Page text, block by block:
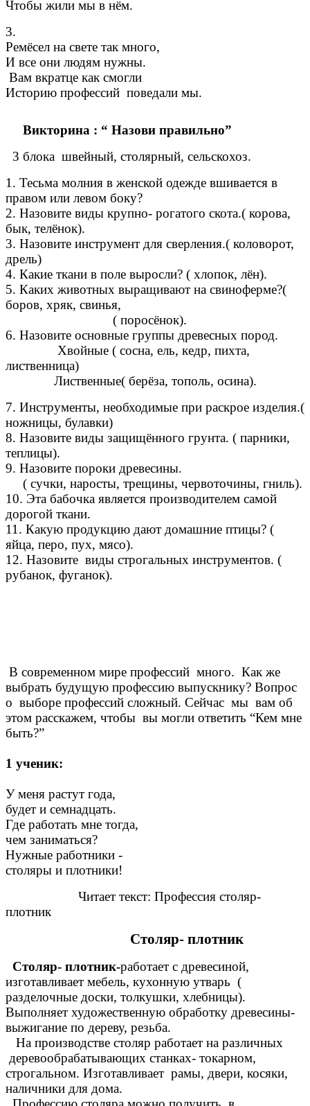
Чтобы жили мы в нём.
3.
Ремёсел на свете так много,
И все они людям нужны.
Вам вкратце как смогли
Историю профессий поведали мы.
Викторина : “ Назови правильно”
3 блока швейный, столярный, сельскохоз.
1. Тесьма молния в женской одежде вшивается в
правом или левом боку?
2. Назовите виды крупно- рогатого скота.( корова,
бык, телёнок).
3. Назовите инструмент для сверления.( коловорот,
дрель)
4. Какие ткани в поле выросли? ( хлопок, лён).
5. Каких животных выращивают на свиноферме?(
боров, хряк, свинья,
( поросёнок).
6. Назовите основные группы древесных пород.
Хвойные ( сосна, ель, кедр, пихта,
лиственница)
Лиственные( берёза, тополь, осина).
7. Инструменты, необходимые при раскрое изделия.(
ножницы, булавки)
8. Назовите виды защищённого грунта. ( парники,
теплицы).
9. Назовите пороки древесины.
( сучки, наросты, трещины, червоточины, гниль).
10. Эта бабочка является производителем самой
дорогой ткани.
11. Какую продукцию дают домашние птицы? (
яйца, перо, пух, мясо).
12. Назовите виды строгальных инструментов. (
рубанок, фуганок).
В современном мире профессий много. Как же
выбрать будущую профессию выпускнику? Вопрос
о выборе профессий сложный. Сейчас мы вам об
этом расскажем, чтобы вы могли ответить “Кем мне
быть?”
1 ученик:
У меня растут года,
будет и семнадцать.
Где работать мне тогда,
чем заниматься?
Нужные работники -
столяры и плотники!
Читает текст: Профессия столяр-
плотник
Столяр- плотник
Столяр- плотник-работает с древесиной,
изготавливает мебель, кухонную утварь (
разделочные доски, толкушки, хлебницы).
Выполняет художественную обработку древесины-
выжигание по дереву, резьба.
На производстве столяр работает на различных
деревообрабатывающих станках- токарном,
строгальном. Изготавливает рамы, двери, косяки,
наличники для дома.